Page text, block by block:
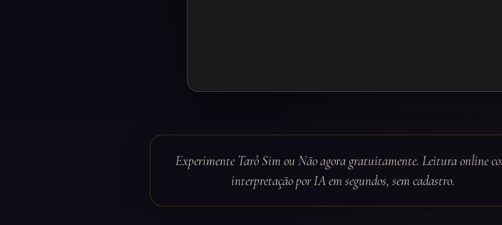
Experimente Tarô Sim ou Não agora gratuitamente. Leitura online
interpretação por IA em segundos, sem cadastro.